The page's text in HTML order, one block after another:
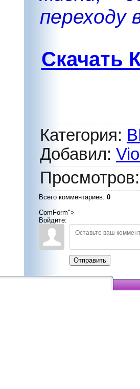
переходу
Скачать
Категория:
Добавил:
Просмотров
Всего комментариев: 0
ComForm">
Войдите:
Отправить